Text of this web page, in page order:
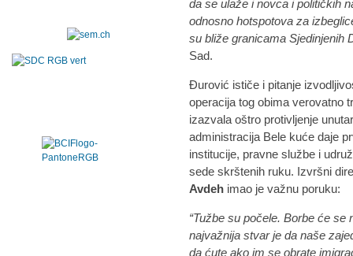
da se ulaže i novca i političkih
odnosno hotspotova za
su bliže granicama Sjedinjenih
Sad.
Đurović ističe i pitanje
operacija tog obima verovatno
izazvala oštro protivljenje
administracija Bele kuće daje
institucije, pravne službe i
sede skrštenih ruku. Izvršni
Avdeh imao je važnu poruku:
“Tužbe su počele. Borbe će
najvažnija stvar je da naše
da ćute ako im se obrate